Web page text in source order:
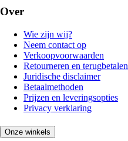
Over
Wie zijn wij?
Neem contact op
Verkoopvoorwaarden
Retourneren en terugbetalen
Juridische disclaimer
Betaalmethoden
Prijzen en leveringsopties
Privacy verklaring
Onze winkels